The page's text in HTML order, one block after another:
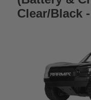
Clear/Black